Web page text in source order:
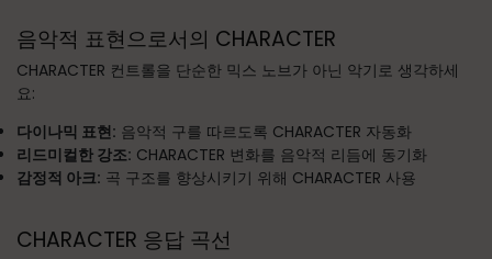
음악적 표현으로서의 CHARACTER
CHARACTER 컨트롤을 단순한 믹스 노브가 아닌 악기로 생각하세
요:
다이나믹 표현: 음악적 구를 따르도록 CHARACTER 자동화
리드미컬한 강조: CHARACTER 변화를 음악적 리듬에 동기화
감정적 아크: 곡 구조를 향상시키기 위해 CHARACTER 사용
CHARACTER 응답 곡선